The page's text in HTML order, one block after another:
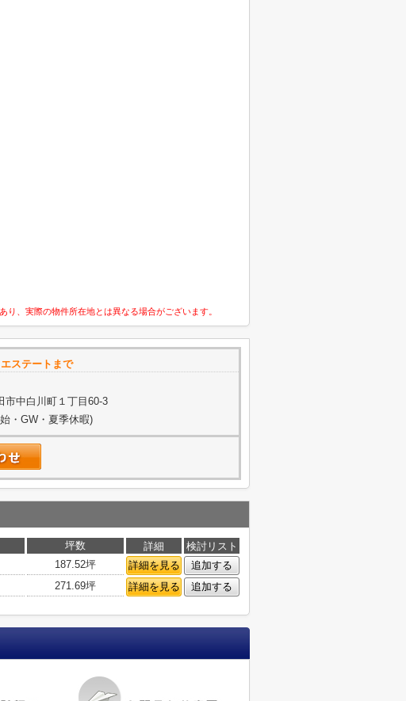
、実際の物件所在地とは異なる場合がございます。
ステートまで
市中白川町１丁目60-3
・GW・夏季休暇)
坪数 詳細
検討リスト
187.52坪 詳細を見る
追加する
271.69坪 詳細を見る 追加する